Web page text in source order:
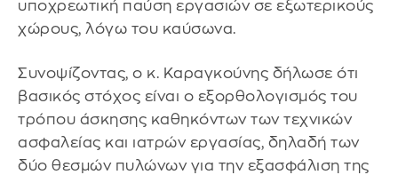
υποχρεωτική παύση εργασιών σε εξωτερικούς
χώρους, λόγω του καύσωνα.
Συνοψίζοντας, ο κ. Καραγκούνης δήλωσε ότι
βασικός στόχος είναι ο εξορθολογισμός του
τρόπου άσκησης καθηκόντων των τεχνικών
ασφαλείας και ιατρών εργασίας, δηλαδή των
δύο θεσμών πυλώνων για την εξασφάλιση της